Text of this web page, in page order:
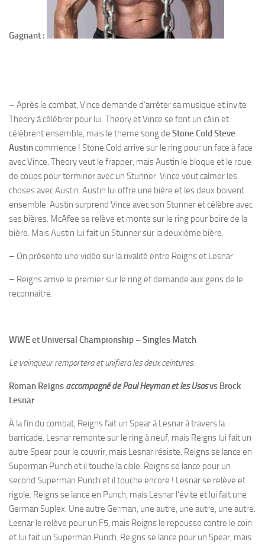
Gagnant :
– Après le combat, Vince demande d’arrêter sa musique et invite
Theory à célébrer pour lui. Theory et Vince se font un câlin et
célèbrent ensemble, mais le theme song de Stone Cold Steve
Austincommence ! Stone Cold arrive sur le ring pour un face à face
avec Vince. Theory veut le frapper, mais Austin le bloque et le roue
de coups pour terminer avec un Stunner. Vince veut calmer les
choses avec Austin. Austin lui offre une bière et les deux boivent
ensemble. Austin surprend Vince avec son Stunner et célèbre avec
ses bières. McAfee se relève et monte sur le ring pour boire de la
bière. Mais Austin lui fait un Stunner sur la deuxième bière.
– On présente une vidéo sur la rivalité entre Reigns et Lesnar.
– Reigns arrive le premier sur le ring et demande aux gens de le
reconnaitre.
WWE et Universal Championship – Singles Match
Le vainqueur remportera et unifiera les deux ceintures.
Roman Reigns accompagné de Paul Heyman et les Usosvs Brock
Lesnar
À la fin du combat, Reigns fait un Spear à Lesnar à travers la
barricade. Lesnar remonte sur le ring à neuf, mais Reigns lui fait un
autre Spear pour le couvrir, mais Lesnar résiste. Reigns se lance en
Superman Punch et il touche la cible. Reigns se lance pour un
second Superman Punch et il touche encore ! Lesnar se relève et
rigole. Reigns se lance en Punch, mais Lesnar l’évite et lui fait une
German Suplex. Une autre German, une autre, une autre, une autre.
Lesnar le relève pour un F5, mais Reigns le repousse contre le coin
et lui fait un Superman Punch. Reigns se lance pour un Spear, mais